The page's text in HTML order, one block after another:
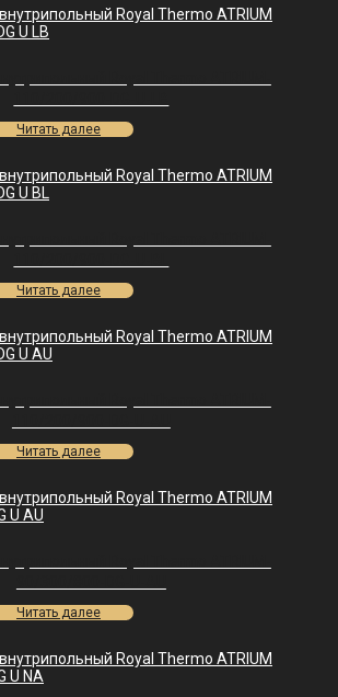
Читать далее
Читать далее
Читать далее
Читать далее